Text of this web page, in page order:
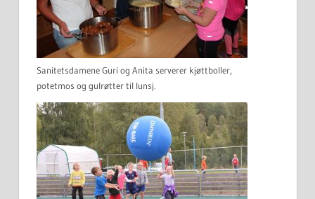
Sanitetsdamene Guri og Anita serverer kjøttboller,
potetmos og gulrøtter til lunsj.